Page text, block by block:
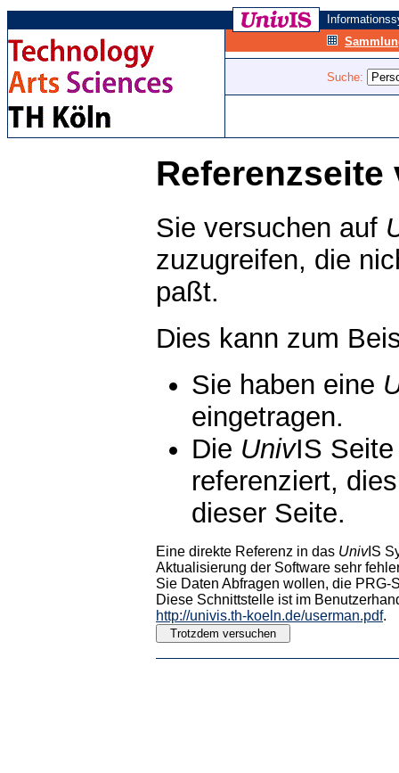
Suche:
Referenzseite
Sie versuchen auf
zuzugreifen, die
paßt.
Dies kann zum
Sie haben eine
eingetragen.
Die UnivIS
referenziert,
dieser Seite.
Eine direkte Referenz in das UnivIS
Aktualisierung der Software sehr
Sie Daten Abfragen wollen, die PRG-
Diese Schnittstelle ist im
http://univis.th-koeln.de/userman.pdf.